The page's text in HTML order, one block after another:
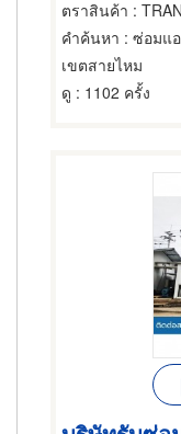
ตราสินค้า :
คำค้นหา : ซ่อมแ
เขตสายไหม
ดู : 1102 ครั้ง